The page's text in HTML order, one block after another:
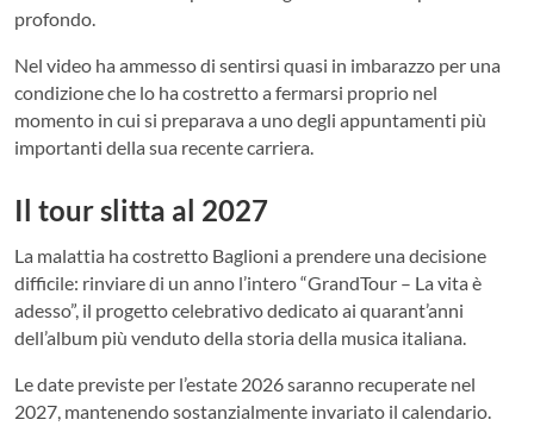
profondo.
Nel video ha ammesso di sentirsi quasi in imbarazzo per una
condizione che lo ha costretto a fermarsi proprio nel
momento in cui si preparava a uno degli appuntamenti più
importanti della sua recente carriera.
Il tour slitta al 2027
La malattia ha costretto Baglioni a prendere una decisione
difficile: rinviare di un anno l’intero “GrandTour – La vita è
adesso”, il progetto celebrativo dedicato ai quarant’anni
dell’album più venduto della storia della musica italiana.
Le date previste per l’estate 2026 saranno recuperate nel
2027, mantenendo sostanzialmente invariato il calendario.